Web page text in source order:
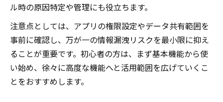
ル時の原因特定や管理にも役立ちます。
注意点としては、アプリの権限設定やデータ共有範囲を
事前に確認し、万が一の情報漏洩リスクを最小限に抑え
ることが重要です。初心者の方は、まず基本機能から使
い始め、徐々に高度な機能へと活用範囲を広げていくこ
とをおすすめします。